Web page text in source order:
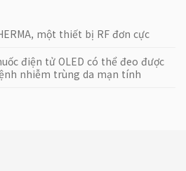
một thiết bị RF đơn cực
điện tử OLED có thể đeo được
nhiễm trùng da mạn tính